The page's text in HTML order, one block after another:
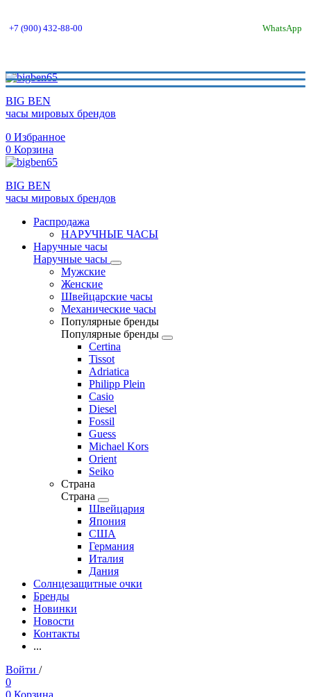
+7 (900) 432-88-00 WhatsApp
BIG BEN
часы мировых брендов
0 Избранное
0 Корзина
BIG BEN
часы мировых брендов
Распродажа
НАРУЧНЫЕ ЧАСЫ
Наручные часы
Наручные часы
Мужские
Женские
Швейцарские часы
Механические часы
Популярные бренды
Популярные бренды
Certina
Tissot
Adriatica
Philipp Plein
Casio
Diesel
Fossil
Guess
Michael Kors
Orient
Seiko
Страна
Страна
Швейцария
Япония
США
Германия
Италия
Дания
Солнцезащитные очки
Бренды
Новинки
Новости
Контакты
...
Войти /
0
0 Корзина